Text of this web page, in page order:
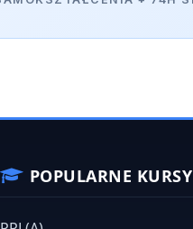
POPULARNE KURSY